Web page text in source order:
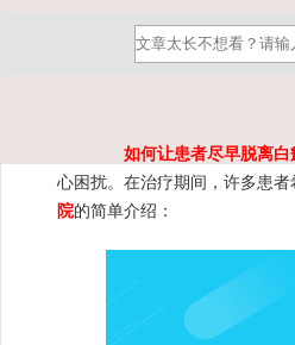
如何让患者尽早脱离白
心困扰。在治疗期间，许多患
院的简单介绍：